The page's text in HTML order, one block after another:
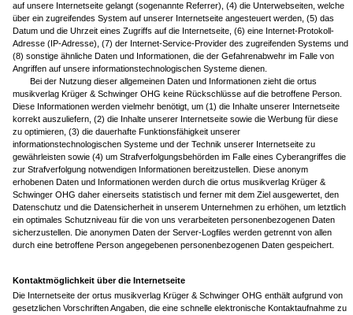
auf unsere Internetseite gelangt (sogenannte Referrer), (4) die Unterwebseiten, welche
über ein zugreifendes System auf unserer Internetseite angesteuert werden, (5) das
Datum und die Uhrzeit eines Zugriffs auf die Internetseite, (6) eine Internet-Protokoll-
Adresse (IP-Adresse), (7) der Internet-Service-Provider des zugreifenden Systems und
(8) sonstige ähnliche Daten und Informationen, die der Gefahrenabwehr im Falle von
Angriffen auf unsere informationstechnologischen Systeme dienen.
Bei der Nutzung dieser allgemeinen Daten und Informationen zieht die ortus
musikverlag Krüger & Schwinger OHG keine Rückschlüsse auf die betroffene Person.
Diese Informationen werden vielmehr benötigt, um (1) die Inhalte unserer Internetseite
korrekt auszuliefern, (2) die Inhalte unserer Internetseite sowie die Werbung für diese
zu optimieren, (3) die dauerhafte Funktionsfähigkeit unserer
informationstechnologischen Systeme und der Technik unserer Internetseite zu
gewährleisten sowie (4) um Strafverfolgungsbehörden im Falle eines Cyberangriffes die
zur Strafverfolgung notwendigen Informationen bereitzustellen. Diese anonym
erhobenen Daten und Informationen werden durch die ortus musikverlag Krüger &
Schwinger OHG daher einerseits statistisch und ferner mit dem Ziel ausgewertet, den
Datenschutz und die Datensicherheit in unserem Unternehmen zu erhöhen, um letztlich
ein optimales Schutzniveau für die von uns verarbeiteten personenbezogenen Daten
sicherzustellen. Die anonymen Daten der Server-Logfiles werden getrennt von allen
durch eine betroffene Person angegebenen personenbezogenen Daten gespeichert.
Kontaktmöglichkeit über die Internetseite
Die Internetseite der ortus musikverlag Krüger & Schwinger OHG enthält aufgrund von
gesetzlichen Vorschriften Angaben, die eine schnelle elektronische Kontaktaufnahme zu